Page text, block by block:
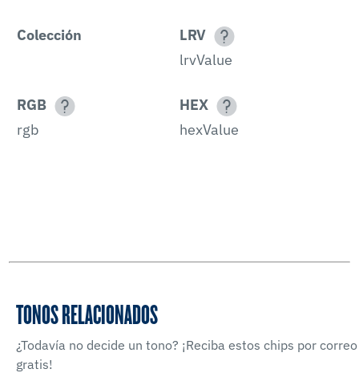
Colección
LRV
lrvValue
RGB
rgb
HEX
hexValue
TONOS RELACIONADOS
¿Todavía no decide un tono? ¡Reciba estos chips por correo
gratis!